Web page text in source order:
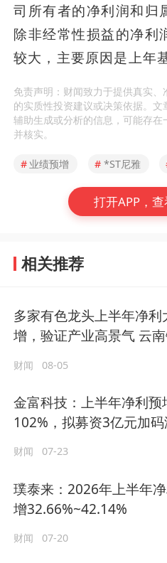
司所有者的净利润和归
除非经常性损益的净利
较大，主要原因是上年
免责声明：财闻致力于提供真实
的实质性投资建议或决策依据。
辅助生成或分析的信息，可能存
并核实。
# 业绩预增 # *ST尼雅
打开APP，
相关推荐
多家有色龙头上半年净利
增，验证产业高景气 云南
财闻 08-05
金富科技：上半年净利预
102%，拟募资3亿元加码
财闻 07-23
璞泰来：2026年上半年
增32.66%~42.14%
财闻 07-20